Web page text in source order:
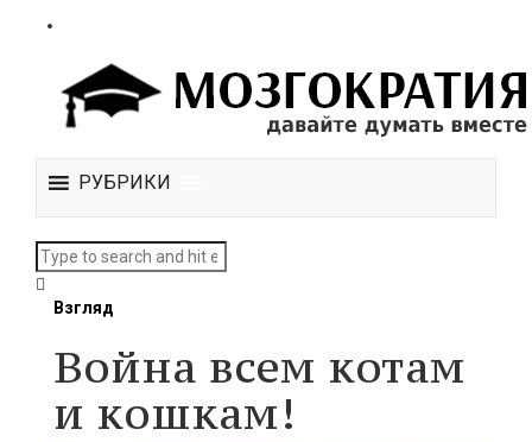
РУБРИКИ
Взгляд
Война всем котам
и кошкам!